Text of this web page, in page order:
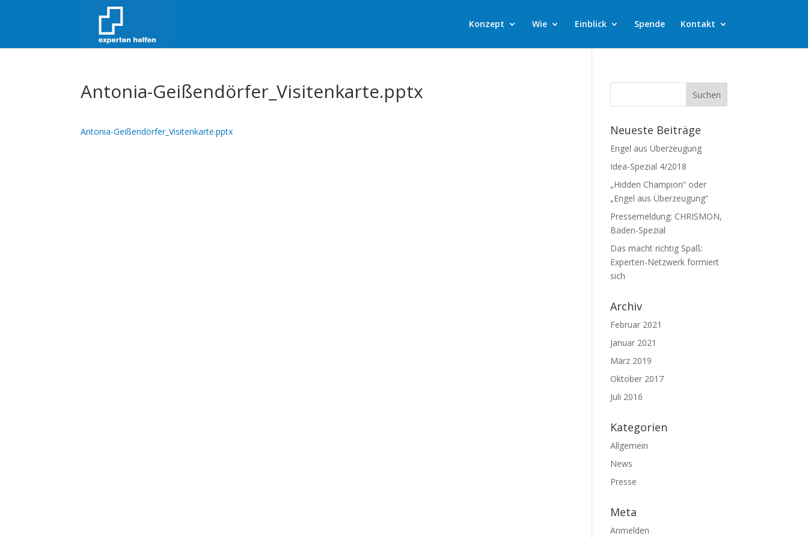
Konzept Wie Einblick Spende Kontakt
Antonia-Geißendörfer_Visitenkarte.pptx
Antonia-Geißendörfer_Visitenkarte.pptx Neueste Beiträge
Engel aus Überzeugung
Idea-Spezial 4/2018
„Hidden Champion“ oder
„Engel aus Überzeugung“
Pressemeldung: CHRISMON,
Baden-Spezial
Das macht richtig Spaß:
Experten-Netzwerk formiert
sich
Archiv
Februar 2021
Januar 2021
März 2019
Oktober 2017
Juli 2016
Kategorien
Allgemein
News
Presse
Meta
Anmelden